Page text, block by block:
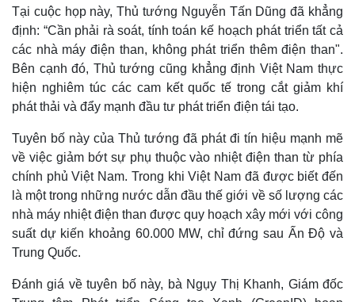
Tại cuộc họp này, Thủ tướng Nguyễn Tấn Dũng đã khẳng
định: “Cần phải rà soát, tính toán kế hoạch phát triển tất cả
các nhà máy điện than, không phát triển thêm điện than".
Bên cạnh đó, Thủ tướng cũng khẳng định Việt Nam thực
hiện nghiêm túc các cam kết quốc tế trong cắt giảm khí
phát thải và đẩy mạnh đầu tư phát triển điện tái tạo.
Tuyên bố này của Thủ tướng đã phát đi tín hiệu mạnh mẽ
về việc giảm bớt sự phụ thuộc vào nhiệt điện than từ phía
chính phủ Việt Nam. Trong khi Việt Nam đã được biết đến
là một trong những nước dẫn đầu thế giới về số lượng các
nhà máy nhiệt điện than được quy hoạch xây mới với công
suất dự kiến khoảng 60.000 MW, chỉ đứng sau Ấn Độ và
Trung Quốc.
Đánh giá về tuyên bố này, bà Ngụy Thị Khanh, Giám đốc